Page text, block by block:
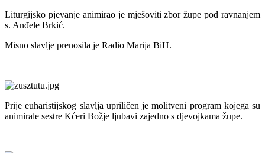
Liturgijsko pjevanje animirao je mješoviti zbor župe pod ravnanjem
s. Anđele Brkić.
Misno slavlje prenosila je Radio Marija BiH.
Prije euharistijskog slavlja upriličen je molitveni program kojega su
animirale sestre Kćeri Božje ljubavi zajedno s djevojkama župe.